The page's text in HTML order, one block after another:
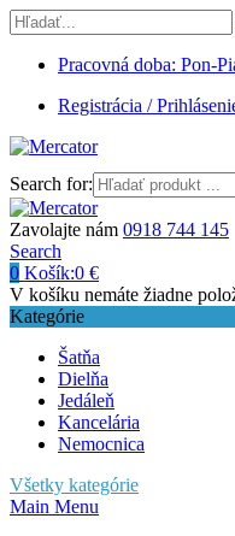
Pracovná doba: Pon-
Registrácia /
Search for:
Zavolajte nám 0918 744 145
Search
0 Košík:0 €
V košíku nemáte žiadne
Kategórie
Šatňa
Dielňa
Jedáleň
Kancelária
Nemocnica
Všetky kategórie
Main Menu